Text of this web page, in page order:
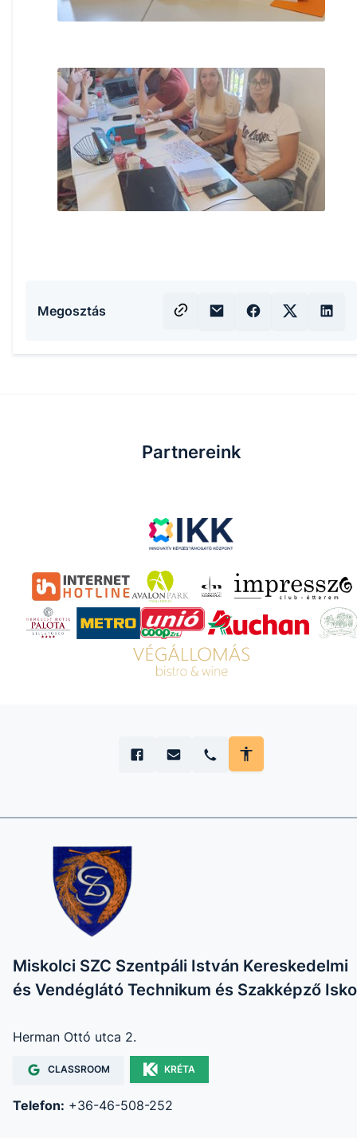
Megosztás
Partnereink
Miskolci SZC Szentpáli István Kereskedelmi
és Vendéglátó Technikum és Szakképző
Herman Ottó utca 2.
CLASSROOM KRÉTA
Telefon: +36-46-508-252